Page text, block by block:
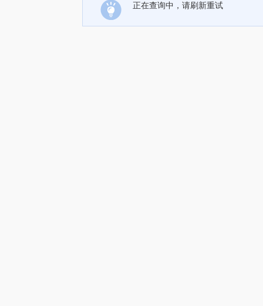
正在查询中，请刷新重试